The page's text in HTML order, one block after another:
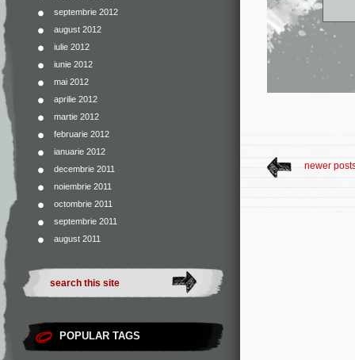
septembrie 2012
august 2012
iulie 2012
iunie 2012
mai 2012
aprilie 2012
martie 2012
februarie 2012
ianuarie 2012
decembrie 2011
noiembrie 2011
octombrie 2011
septembrie 2011
august 2011
POPULAR TAGS
newer